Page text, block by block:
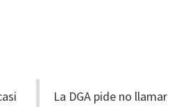
La DGA pide no llamar